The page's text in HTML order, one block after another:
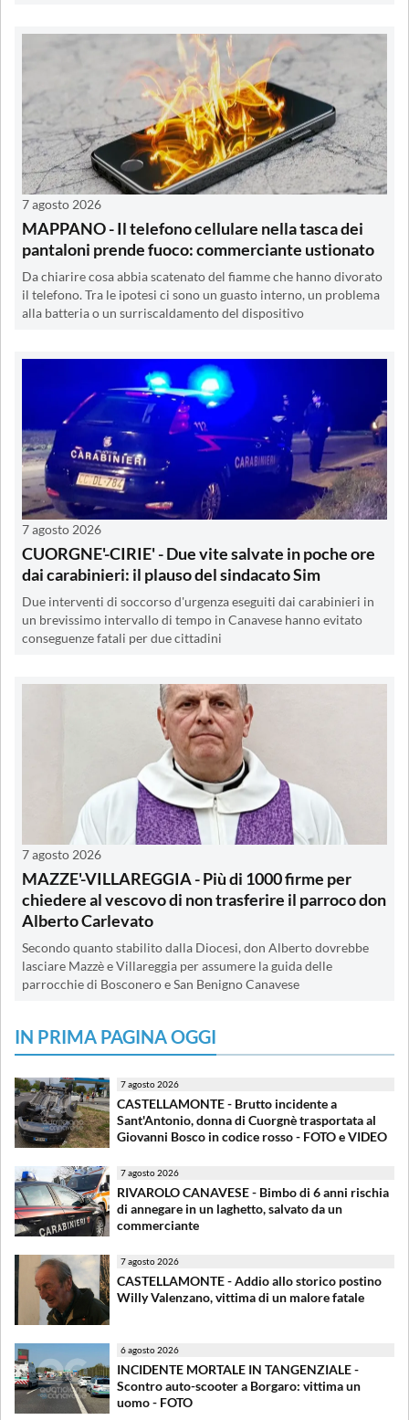
7 agosto 2026
MAPPANO - Il telefono cellulare nella tasca dei
pantaloni prende fuoco: commerciante ustionato
Da chiarire cosa abbia scatenato del fiamme che hanno divorato
il telefono. Tra le ipotesi ci sono un guasto interno, un problema
alla batteria o un surriscaldamento del dispositivo
7 agosto 2026
CUORGNE'-CIRIE' - Due vite salvate in poche ore
dai carabinieri: il plauso del sindacato Sim
Due interventi di soccorso d'urgenza eseguiti dai carabinieri in
un brevissimo intervallo di tempo in Canavese hanno evitato
conseguenze fatali per due cittadini
7 agosto 2026
MAZZE'-VILLAREGGIA - Più di 1000 firme per
chiedere al vescovo di non trasferire il parroco don
Alberto Carlevato
Secondo quanto stabilito dalla Diocesi, don Alberto dovrebbe
lasciare Mazzè e Villareggia per assumere la guida delle
parrocchie di Bosconero e San Benigno Canavese
IN PRIMA PAGINA OGGI
7 agosto 2026
CASTELLAMONTE - Brutto incidente a
Sant'Antonio, donna di Cuorgnè trasportata al
Giovanni Bosco in codice rosso - FOTO e VIDEO
7 agosto 2026
RIVAROLO CANAVESE - Bimbo di 6 anni rischia
di annegare in un laghetto, salvato da un
commerciante
7 agosto 2026
CASTELLAMONTE - Addio allo storico postino
Willy Valenzano, vittima di un malore fatale
6 agosto 2026
INCIDENTE MORTALE IN TANGENZIALE -
Scontro auto-scooter a Borgaro: vittima un
uomo - FOTO